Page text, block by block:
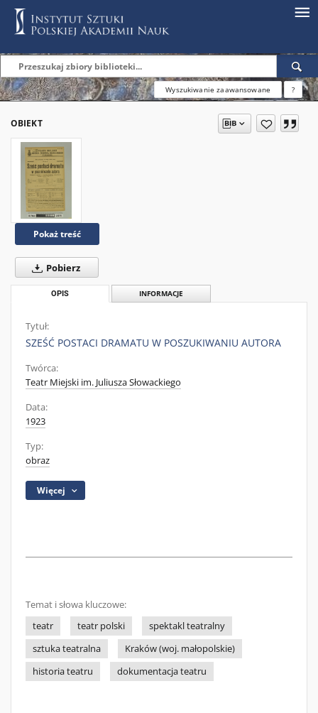
Wyszukiwanie zaawansowane ?
OBIEKT
Pokaż treść
Pobierz
OPIS INFORMACJE
Tytuł:
SZEŚĆ POSTACI DRAMATU W POSZUKIWANIU AUTORA
Twórca:
Teatr Miejski im. Juliusza Słowackiego
Data:
1923
Typ:
obraz
Więcej
Temat i słowa kluczowe:
teatr
teatr polski
spektakl teatralny
sztuka teatralna
Kraków (woj. małopolskie)
historia teatru
dokumentacja teatru